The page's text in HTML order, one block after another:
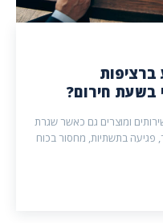
ברציפות
בשעת חירום?
ומוצרים גם כאשר שגרת
בתשתיות, מחסור בכוח